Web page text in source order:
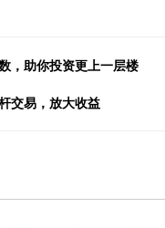
，助你投资更上一层楼
交易，放大收益